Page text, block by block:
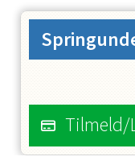
Tilmeld/